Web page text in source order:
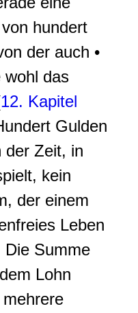
hundert
der auch •
wohl das
12. Kapitel
Gulden
der Zeit, in
kein
der einem
Leben
Die Summe
Lohn